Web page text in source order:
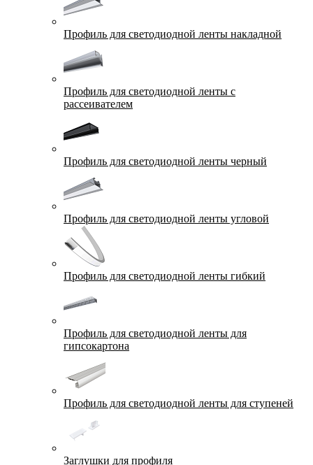
Профиль для светодиодной ленты накладной
Профиль для светодиодной ленты с
рассеивателем
Профиль для светодиодной ленты черный
Профиль для светодиодной ленты угловой
Профиль для светодиодной ленты гибкий
Профиль для светодиодной ленты для
гипсокартона
Профиль для светодиодной ленты для ступеней
Заглушки для профиля